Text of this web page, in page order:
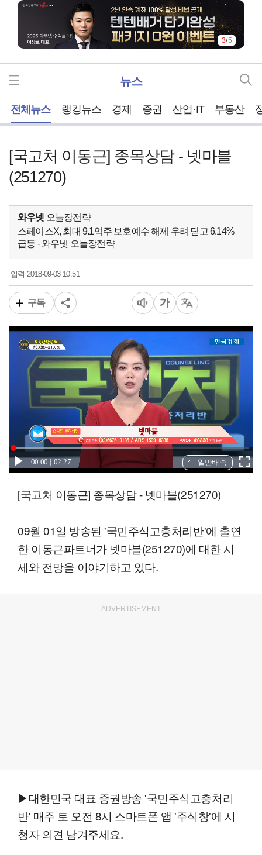
3/5
뉴스
전체뉴스 랭킹뉴스 경제 증권 산업·IT 부동산
[국고처 이동근] 종목상담 - 넷마블
(251270)
와우넷 오늘장전략
스페이스X, 최대 9.1억주 보호예수 해제 우려 딛고 6.14%
급등 - 와우넷 오늘장전략
입력2018-09-03 10:51
구독
00:00 02:27 일반배속
[국고처 이동근] 종목상담 - 넷마블(251270)
09월 01일 방송된 '국민주식고충처리반'에 출연
한 이동근파트너가 넷마블(251270)에 대한 시
세와 전망을 이야기하고 있다.
ADVERTISEMENT
▶대한민국 대표 증권방송 '국민주식고충처리
반' 매주 토 오전 8시 스마트폰 앱 '주식창'에 시
청자 의견 남겨주세요.